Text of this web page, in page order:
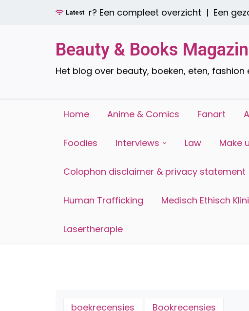
Latest
zijn er? Een compleet overzicht |Een
Beauty & Books
Het blog over beauty, boeken, eten, fashion
Home Anime & Comics Fanart
Foodies Interviews Law Make
Colophon disclaimer & privacy statement
Human Trafficking Medisch Ethisch
Lasertherapie
boekrecensies Bookrecensies